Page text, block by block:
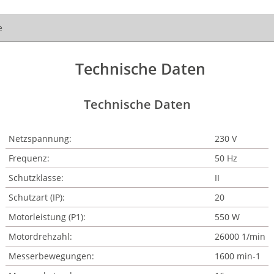
Technische Daten
Technische Daten
Netzspannung:
230 V
Frequenz:
50 Hz
Schutzklasse:
II
Schutzart (IP):
20
Motorleistung (P1):
550 W
Motordrehzahl:
26000 1/min
Messerbewegungen:
1600 min-1